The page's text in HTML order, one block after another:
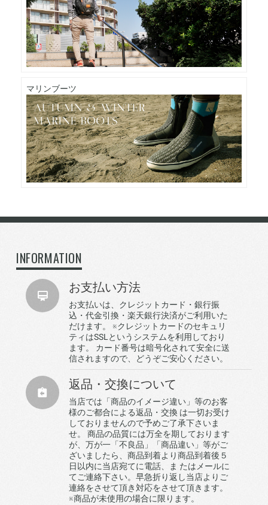
マリンブーツ
INFORMATION
お支払い方法
お支払いは、クレジットカード・銀行振
込・代金引換・楽天銀行決済がご利用いた
だけます。 ※クレジットカードのセキュリ
ティはSSLというシステムを利用しており
ます。 カード番号は暗号化されて安全に送
信されますので、どうぞご安心ください。
返品・交換について
当店では「商品のイメージ違い」等のお客
様のご都合による返品・交換 は一切お受け
しておりませんので予めご了承下さいま
せ。 商品の品質には万全を期しております
が、万が一「不良品」「商品違い」等がご
ざいましたら、商品到着より商品到着後５
日以内に当店宛てに電話、ま たはメールに
てご連絡下さい。早急折り返し当店よりご
連絡をさせて頂き対応をさせて頂きます。
※商品が未使用の場合に限ります。